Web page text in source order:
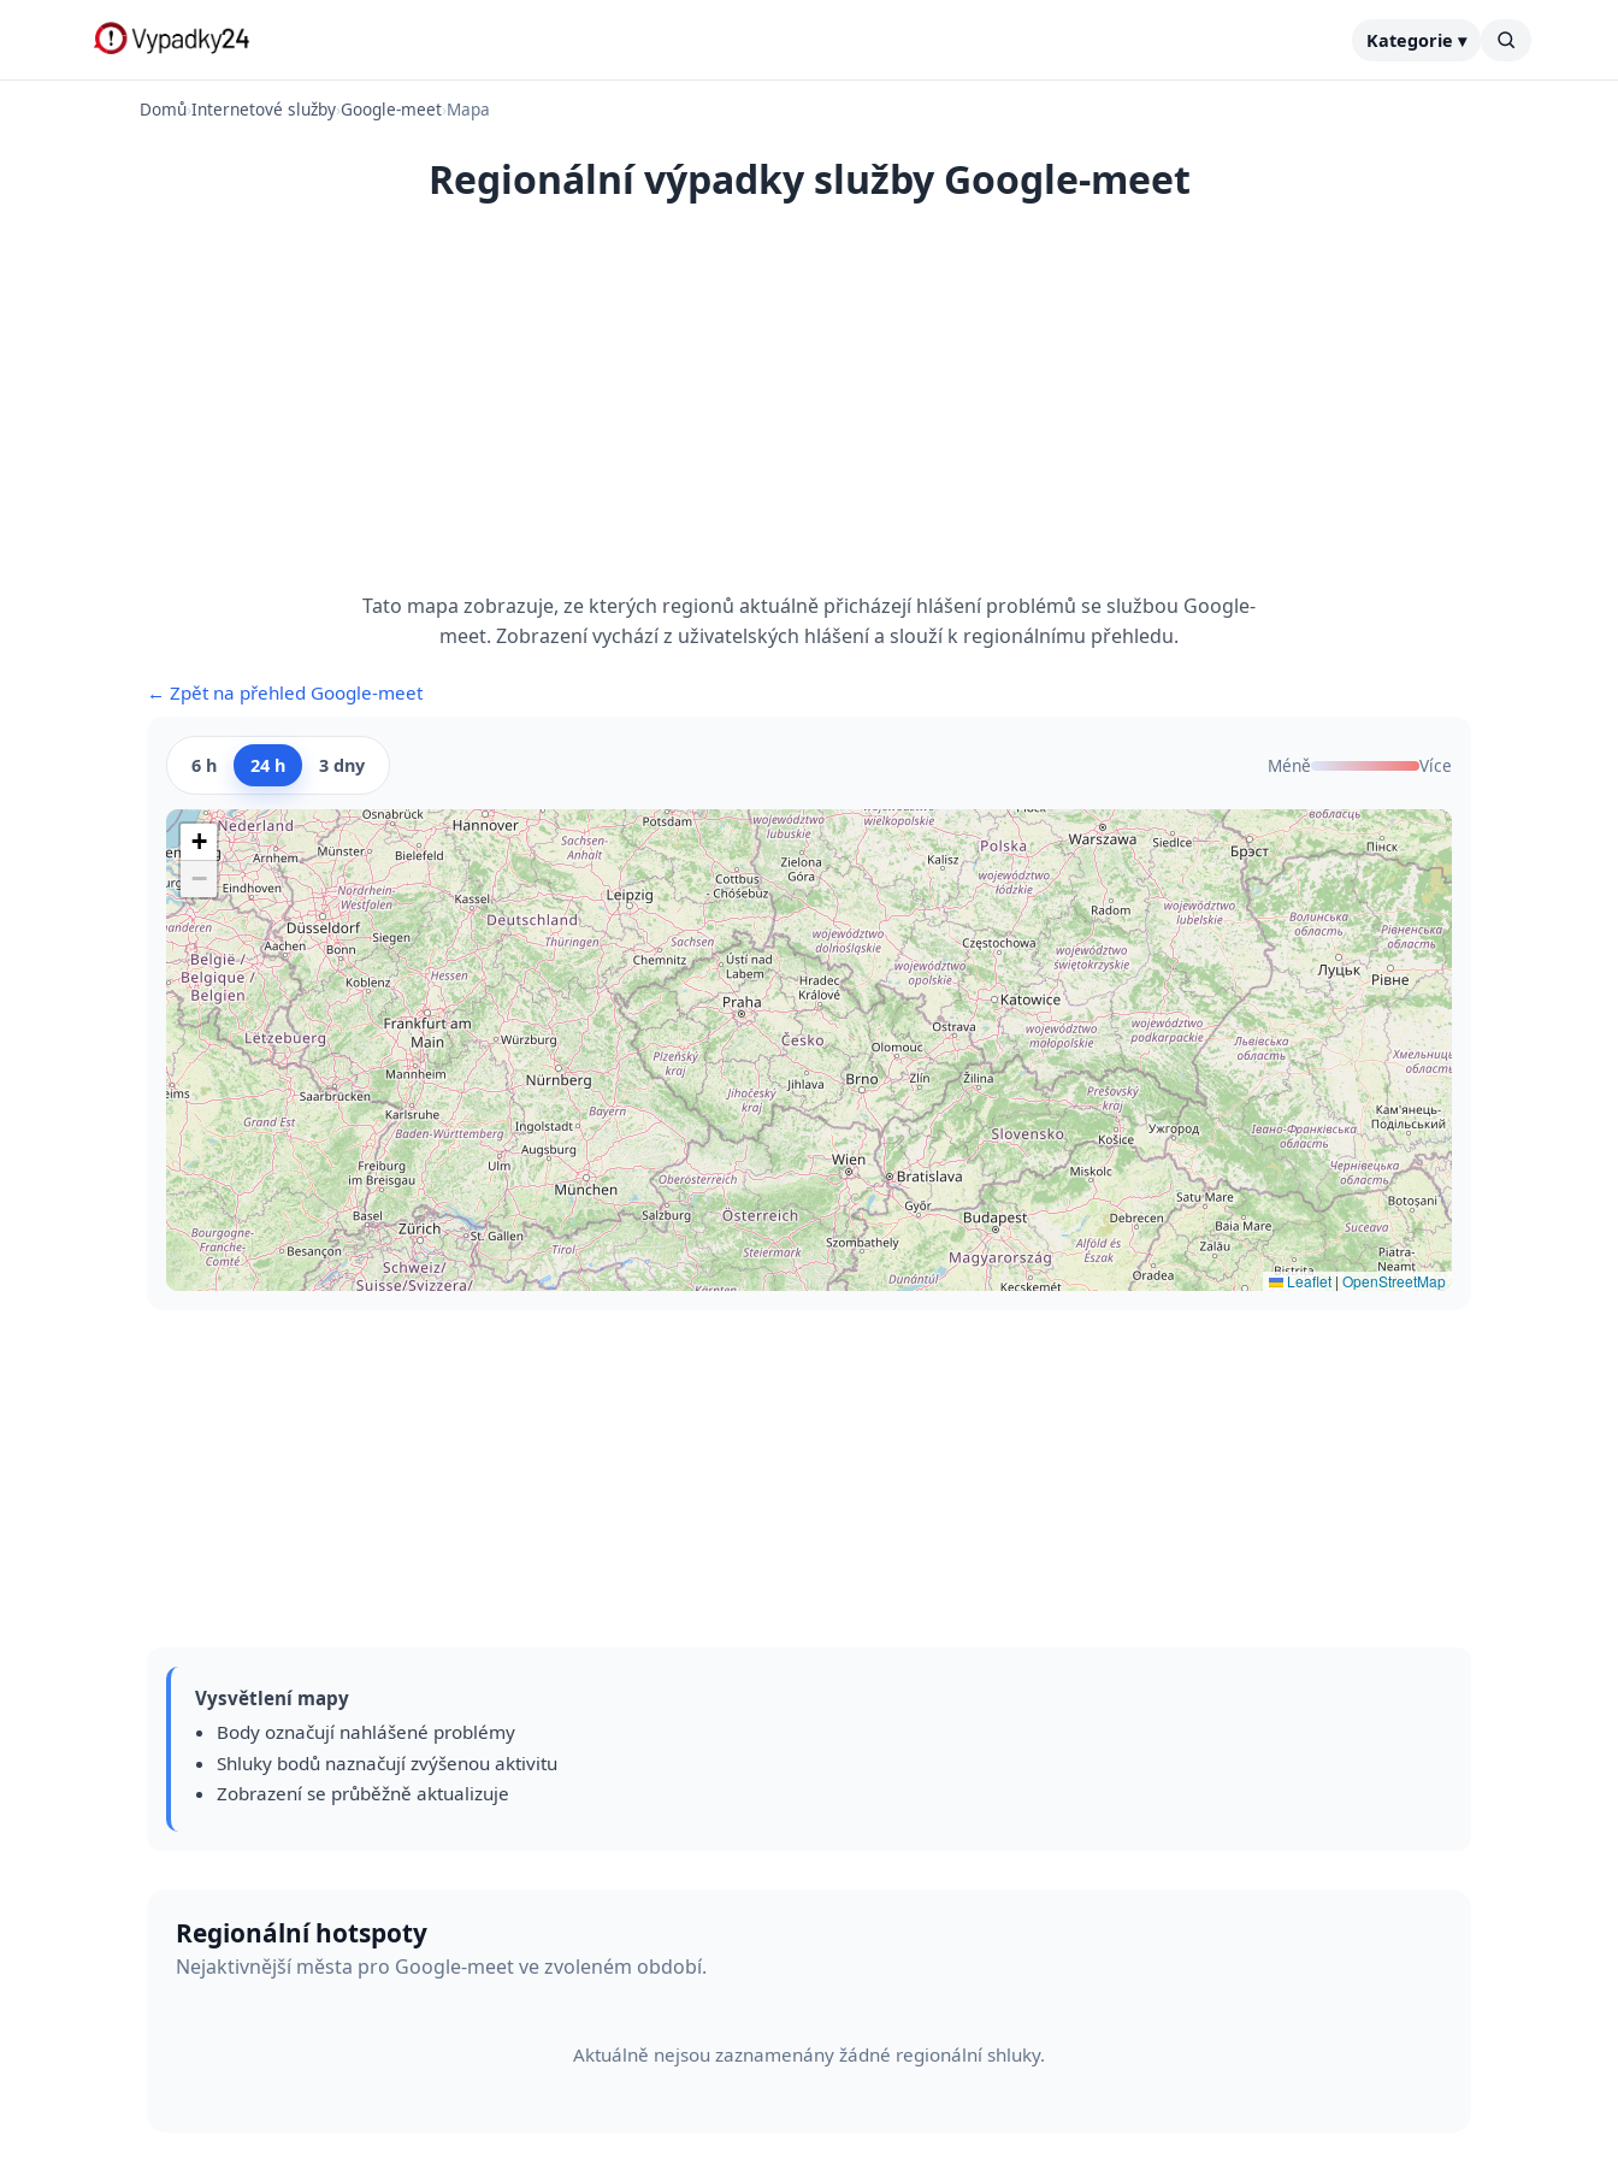
Kategorie ▾
Domů›Internetové služby›Google-meet›Mapa
Regionální výpadky služby Google-meet
Tato mapa zobrazuje, ze kterých regionů aktuálně přicházejí hlášení problémů se službou Google-
meet. Zobrazení vychází z uživatelských hlášení a slouží k regionálnímu přehledu.
← Zpět na přehled Google-meet
6 h 24 h 3 dny Méně Více
+
−
Leaflet | OpenStreetMap
Vysvětlení mapy
Body označují nahlášené problémy
Shluky bodů naznačují zvýšenou aktivitu
Zobrazení se průběžně aktualizuje
Regionální hotspoty
Nejaktivnější města pro Google-meet ve zvoleném období.
Aktuálně nejsou zaznamenány žádné regionální shluky.